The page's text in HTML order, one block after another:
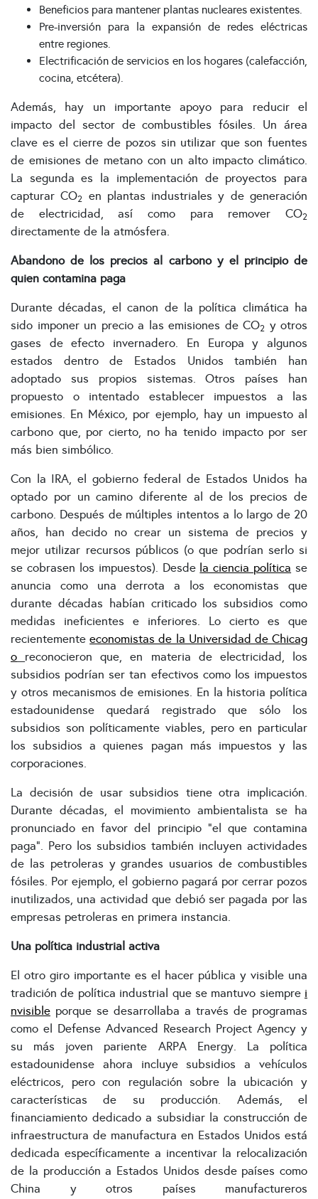
Beneficios para mantener plantas nucleares existentes.
Pre-inversión para la expansión de redes eléctricas
entre regiones.
Electrificación de servicios en los hogares (calefacción,
cocina, etcétera).
Además, hay un importante apoyo para reducir el
impacto del sector de combustibles fósiles. Un área
clave es el cierre de pozos sin utilizar que son fuentes
de emisiones de metano con un alto impacto climático.
La segunda es la implementación de proyectos para
capturar CO2
en plantas industriales y de generación
de electricidad, así como para remover CO2
directamente de la atmósfera.
Abandono de los precios al carbono y el principio de
quien contamina paga
Durante décadas, el canon de la política climática ha
sido imponer un precio a las emisiones de CO2 y otros
gases de efecto invernadero. En Europa y algunos
estados dentro de Estados Unidos también han
adoptado sus propios sistemas. Otros países han
propuesto o intentado establecer impuestos a las
emisiones. En México, por ejemplo, hay un impuesto al
carbono que, por cierto, no ha tenido impacto por ser
más bien simbólico.
Con la IRA, el gobierno federal de Estados Unidos ha
optado por un camino diferente al de los precios de
carbono. Después de múltiples intentos a lo largo de 20
años, han decido no crear un sistema de precios y
mejor utilizar recursos públicos (o que podrían serlo si
se cobrasen los impuestos). Desde la ciencia política se
anuncia como una derrota a los economistas que
durante décadas habían criticado los subsidios como
medidas ineficientes e inferiores. Lo cierto es que
recientementeeconomistas de la Universidad de Chicag
o reconocieron que, en materia de electricidad, los
subsidios podrían ser tan efectivos como los impuestos
y otros mecanismos de emisiones. En la historia política
estadounidense quedará registrado que sólo los
subsidios son políticamente viables, pero en particular
los subsidios a quienes pagan más impuestos y las
corporaciones.
La decisión de usar subsidios tiene otra implicación.
Durante décadas, el movimiento ambientalista se ha
pronunciado en favor del principio “el que contamina
paga”. Pero los subsidios también incluyen actividades
de las petroleras y grandes usuarios de combustibles
fósiles. Por ejemplo, el gobierno pagará por cerrar pozos
inutilizados, una actividad que debió ser pagada por las
empresas petroleras en primera instancia.
Una política industrial activa
El otro giro importante es el hacer pública y visible una
tradición de política industrial que se mantuvo siempre i
nvisible porque se desarrollaba a través de programas
como el Defense Advanced Research Project Agency y
su más joven pariente ARPA Energy. La política
estadounidense ahora incluye subsidios a vehículos
eléctricos, pero con regulación sobre la ubicación y
características de su producción. Además, el
financiamiento dedicado a subsidiar la construcción de
infraestructura de manufactura en Estados Unidos está
dedicada específicamente a incentivar la relocalización
de la producción a Estados Unidos desde países como
China y otros países manufactureros